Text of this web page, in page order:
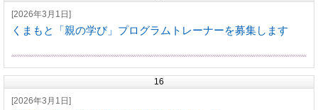
[2026年3月1日]
くまもと「親の学び」プログラムトレーナーを募集します
16
[2026年3月1日]